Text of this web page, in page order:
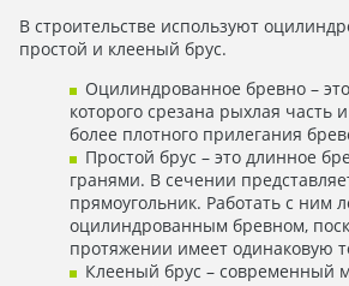
В строительстве используют
простой и клееный брус.
Оцилиндрованное бревно –
которого срезана рыхлая часть
более плотного прилегания
Простой брус – это длинное
гранями. В сечении
прямоугольник. Работать с ним
оцилиндрованным бревном,
протяжении имеет одинаковую
Клееный брус – современный